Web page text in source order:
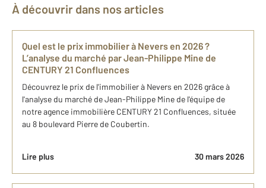
À découvrir dans nos articles
Quel est le prix immobilier à Nevers en 2026 ?
L’analyse du marché par Jean-Philippe Mine de
CENTURY 21 Confluences
Découvrez le prix de l'immobilier à Nevers en 2026 grâce à
l'analyse du marché de Jean-Philippe Mine de l'équipe de
notre agence immobilière CENTURY 21 Confluences, située
au 8 boulevard Pierre de Coubertin.
Lire plus 30 mars 2026